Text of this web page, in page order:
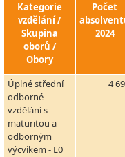
Kategorie
vzdělání /
Skupina
oborů /
Obory
Počet
2024
Úplné střední
odborné
vzdělání s
maturitou a
odborným
výcvikem - L0
4